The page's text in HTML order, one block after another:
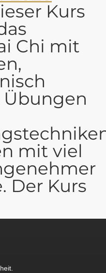
Kurs
Chi mit
mit viel
Der Kurs